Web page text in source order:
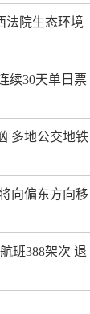
法院生态环境
续30天单日票
多地公交地铁
向偏东方向移
班388架次 退